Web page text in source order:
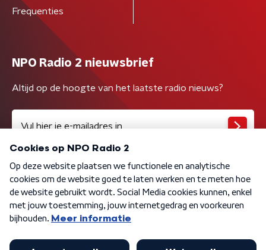
Frequenties
NPO Radio 2 nieuwsbrief
Altijd op de hoogte van het laatste radio nieuws?
Algemene voorwaarden